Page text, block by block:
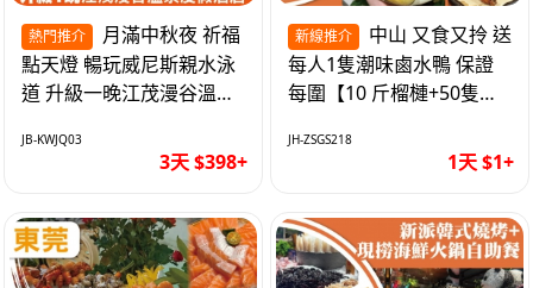
熱門推介
點天燈 暢玩威尼斯親水泳
道 升級一晚江茂漫谷溫泉
純玩3天
JB-KWJQ03
3天 $398+
新線推介
每人1隻潮味鹵水鴨 保證
每圍【10 斤榴槤+50隻湛
1天
JH-ZSGS218
1天 $1+